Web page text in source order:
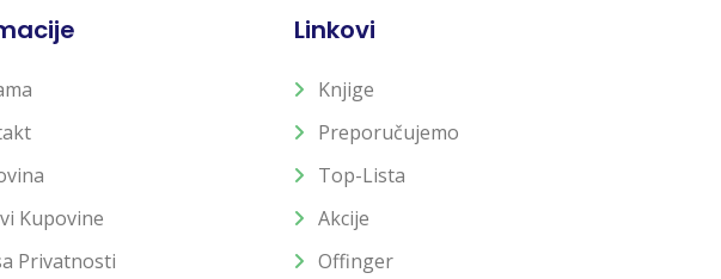
Kupovine
Privatnosti
Linkovi
Knjige
Preporučujemo
Top-Lista
Akcije
Offinger